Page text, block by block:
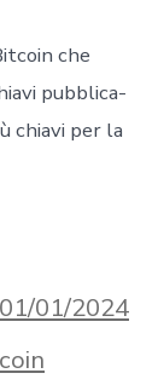
che
pubblica-
chiavi per la
01/01/2024